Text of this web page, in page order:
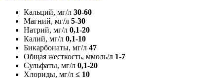
Кальций, мг/л 30-60
Магний, мг/л 5-30
Натрий, мг/л 0,1-20
Калий, мг/л 0,1-10
Бикарбонаты, мг/л 47
Общая жесткость, ммоль/л 1-7
Сульфаты, мг/л 0,1-20
Хлориды, мг/л ≤ 10